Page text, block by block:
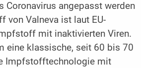
Coronavirus angepasst werden
von Valneva ist laut EU-
mit inaktivierten Viren.
eine klassische, seit 60 bis 70
Impfstofftechnologie mit